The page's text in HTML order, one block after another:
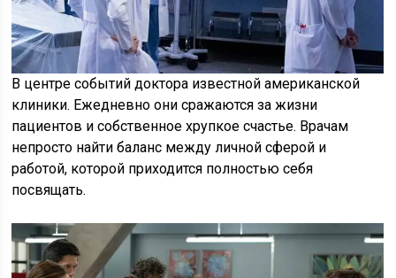
В центре событий доктора известной американской
клиники. Ежедневно они сражаются за жизни
пациентов и собственное хрупкое счастье. Врачам
непросто найти баланс между личной сферой и
работой, которой приходится полностью себя
посвящать.